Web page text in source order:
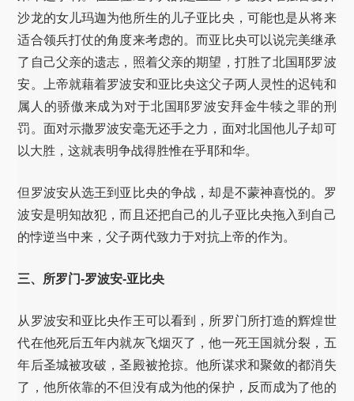
沙龙的女儿玛迦为他所生的儿子亚比央，可能也是从将来
适合领兵打仗的角度来考虑的。而亚比央可以说完美继承
了自己父亲的遗志，照着父亲的期望，打胜了北国耶罗波
安。上帝就藉着罗波安和亚比央这父子两人灵性的迟钝和
属人的骄傲来成为对于北国耶罗波安拜金牛犊之罪的刑
罚。面对示撒罗波安毫无还手之力，面对北国他儿子却可
以大胜，这就表明争战得胜惟在乎耶和华。
但罗波安从选王到亚比央的争战，却是不蒙神喜悦的。罗
波安是明知故犯，而且还把自己的儿子亚比央拖入到自己
的悖逆当中来，父子两代致力于对抗上帝的作为。
三、所罗门-罗波安-亚比央
从罗波安和亚比央作王可以看到，所罗门所打造的辉煌世
代在他死后五年内就灰飞烟灭了，他一死王国就分裂，五
年后圣城被攻破，圣殿被抢掠。他所谋求和聚敛的都消失
了，他所依靠的不但没有成为他的保护，反而成为了他的